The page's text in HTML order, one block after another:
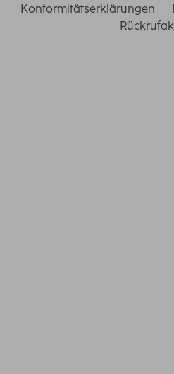
Konformitätserklärungen